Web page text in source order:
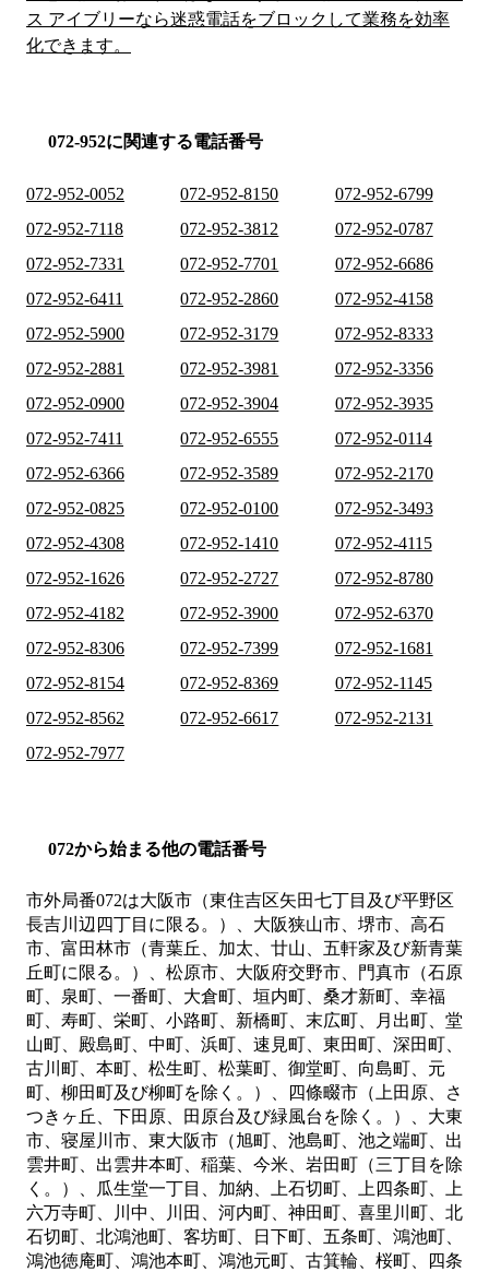
ス アイブリーなら迷惑電話をブロックして業務を効率
化できます。
072-952に関連する電話番号
072-952-0052 072-952-8150
072-952-6799
072-952-7118
072-952-3812
072-952-0787
072-952-7331
072-952-7701
072-952-6686
072-952-6411
072-952-2860
072-952-4158
072-952-5900
072-952-3179
072-952-8333
072-952-2881
072-952-3981
072-952-3356
072-952-0900
072-952-3904
072-952-3935
072-952-7411
072-952-6555
072-952-0114
072-952-6366
072-952-3589
072-952-2170
072-952-0825
072-952-0100
072-952-3493
072-952-4308
072-952-1410
072-952-4115
072-952-1626
072-952-2727
072-952-8780
072-952-4182
072-952-3900
072-952-6370
072-952-8306
072-952-7399
072-952-1681
072-952-8154
072-952-8369
072-952-1145
072-952-8562
072-952-6617
072-952-2131
072-952-7977
072から始まる他の電話番号
市外局番072は大阪市（東住吉区矢田七丁目及び平野区
長吉川辺四丁目に限る。）、大阪狭山市、堺市、高石
市、富田林市（青葉丘、加太、廿山、五軒家及び新青葉
丘町に限る。）、松原市、大阪府交野市、門真市（石原
町、泉町、一番町、大倉町、垣内町、桑才新町、幸福
町、寿町、栄町、小路町、新橋町、末広町、月出町、堂
山町、殿島町、中町、浜町、速見町、東田町、深田町、
古川町、本町、松生町、松葉町、御堂町、向島町、元
町、柳田町及び柳町を除く。）、四條畷市（上田原、さ
つきヶ丘、下田原、田原台及び緑風台を除く。）、大東
市、寝屋川市、東大阪市（旭町、池島町、池之端町、出
雲井町、出雲井本町、稲葉、今米、岩田町（三丁目を除
く。）、瓜生堂一丁目、加納、上石切町、上四条町、上
六万寺町、川中、川田、河内町、神田町、喜里川町、北
石切町、北鴻池町、客坊町、日下町、五条町、鴻池町、
鴻池徳庵町、鴻池本町、鴻池元町、古箕輪、桜町、四条